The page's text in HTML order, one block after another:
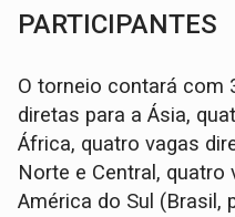
PARTICIPANTES
O torneio contará com
diretas para a Ásia,
África, quatro vagas
Norte e Central, quatro
América do Sul (Brasil,